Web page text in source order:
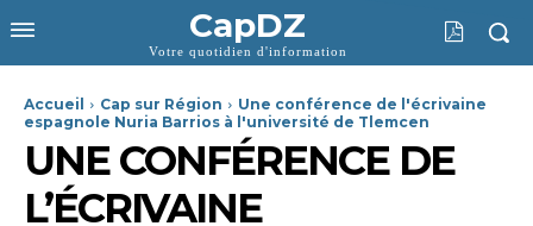
CapDZ
Votre quotidien d'information
Accueil Cap sur Région
Une conférence de l'écrivaine
espagnole Nuria Barrios à l'université de Tlemcen
UNE CONFÉRENCE DE
L’ÉCRIVAINE